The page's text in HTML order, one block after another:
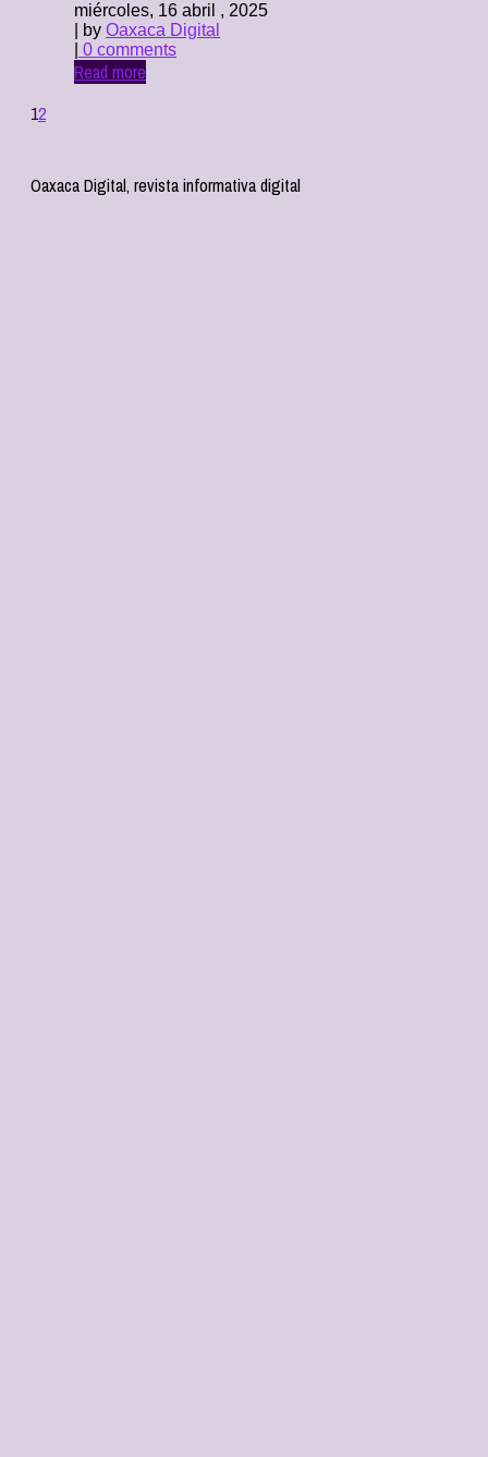
miércoles, 16 abril , 2025
| by Oaxaca Digital
0 comments
Read more
12
Oaxaca Digital, revista informativa digital